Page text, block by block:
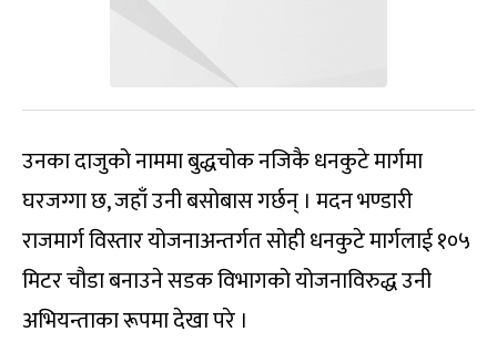
उनका दाजुको नाममा बुद्धचोक नजिकै धनकुटे मार्गमा
घरजग्गा छ, जहाँ उनी बसोबास गर्छन् । मदन भण्डारी
राजमार्ग विस्तार योजनाअन्तर्गत सोही धनकुटे मार्गलाई १०५
मिटर चौडा बनाउने सडक विभागको योजनाविरुद्ध उनी
अभियन्ताका रूपमा देखा परे ।